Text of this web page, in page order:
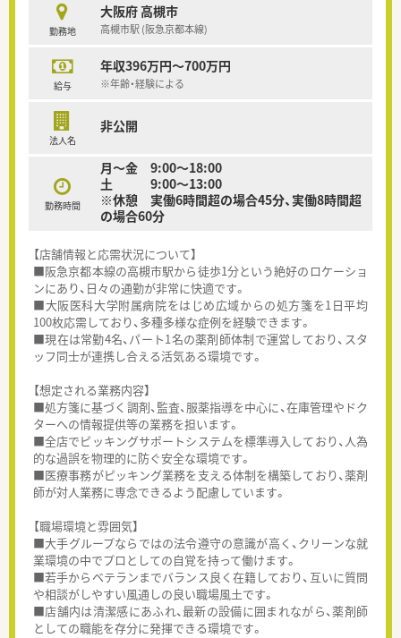
勤務地
大阪府 高槻市
高槻市駅 (阪急京都本線)
給与
年収396万円～700万円
※年齢・経験による
法人名
非公開
勤務時間
月〜金 9:00〜18:00
土 9:00〜13:00
※休憩 実働6時間超の場合45分、実働8時間超
の場合60分
【店舗情報と応需状況について】
■阪急京都本線の高槻市駅から徒歩1分という絶好のロケーショ
ンにあり、日々の通勤が非常に快適です。
■大阪医科大学附属病院をはじめ広域からの処方箋を1日平均
100枚応需しており、多種多様な症例を経験できます。
■現在は常勤4名、パート1名の薬剤師体制で運営しており、スタ
ッフ同士が連携し合える活気ある環境です。
【想定される業務内容】
■処方箋に基づく調剤、監査、服薬指導を中心に、在庫管理やドク
ターへの情報提供等の業務を担います。
■全店でピッキングサポートシステムを標準導入しており、人為
的な過誤を物理的に防ぐ安全な環境です。
■医療事務がピッキング業務を支える体制を構築しており、薬剤
師が対人業務に専念できるよう配慮しています。
【職場環境と雰囲気】
■大手グループならではの法令遵守の意識が高く、クリーンな就
業環境の中でプロとしての自覚を持って働けます。
■若手からベテランまでバランス良く在籍しており、互いに質問
や相談がしやすい風通しの良い職場風土です。
■店舗内は清潔感にあふれ、最新の設備に囲まれながら、薬剤師
としての職能を存分に発揮できる環境です。